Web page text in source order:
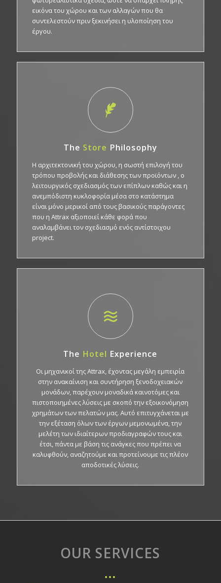
εικόνα του χώρου και των αλλαγών που θα
συντελεστούν πριν ξεκινήσει η υλοποίηση του
έργου.
The Store Philosophy
Η αρχιτεκτονική του χώρου, η σωστή επιλογή του
τρόπου προβολής και διάθεσης των προϊόντων , ο
λειτουργικός σχεδιασμός των επίπλων καθώς και η
ανεμπόδιστη κυκλοφορία μέσα στο κατάστημα
είναι μόνο μερικοί από τους βασικούς παράγοντες
που η Attrax αξιοποιεί κάθε φορά που
αναλαμβάνει τον σχεδιασμό ενός αντίστοιχου
project.
The Hotel Experience
Οι μηχανικοί της Αttrax, έχοντας μεγάλη εμπειρία
στην ανακαίνιση και συντήρηση ξενοδοχειακών
μονάδων, παρέχουν μοναδικά καινοτόμες και
πιστοποιημένες λύσεις με σκοπό την εξοικονόμηση
χρημάτων των πελατών μας. Αυτό επιτυγχάνεται με
την εξέταση όλων των έργων μεμονωμένα, την
μελέτη των ιδιαίτερων προδιαγραφών τους και
έτσι, πάντα με βάση τις ανάγκες που πρέπει να
καλυφθούν, αναζητούμε και προτείνουμε τις πλέον
αποδοτικές λύσεις.
OUR SERVICES
…